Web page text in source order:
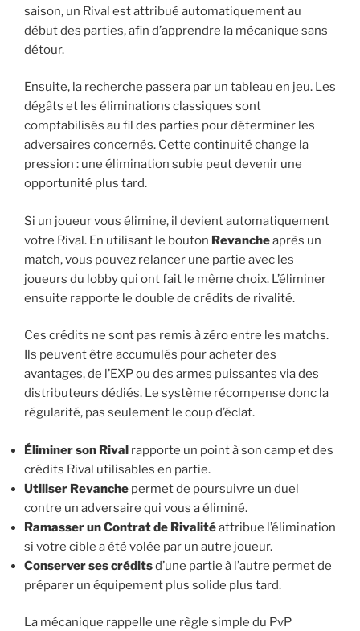
saison, un Rival est attribué automatiquement au
début des parties, afin d’apprendre la mécanique sans
détour.
Ensuite, la recherche passera par un tableau en jeu. Les
dégâts et les éliminations classiques sont
comptabilisés au fil des parties pour déterminer les
adversaires concernés. Cette continuité change la
pression : une élimination subie peut devenir une
opportunité plus tard.
Si un joueur vous élimine, il devient automatiquement
votre Rival. En utilisant le bouton Revancheaprès un
match, vous pouvez relancer une partie avec les
joueurs du lobby qui ont fait le même choix. L’éliminer
ensuite rapporte le double de crédits de rivalité.
Ces crédits ne sont pas remis à zéro entre les matchs.
Ils peuvent être accumulés pour acheter des
avantages, de l’EXP ou des armes puissantes via des
distributeurs dédiés. Le système récompense donc la
régularité, pas seulement le coup d’éclat.
Éliminer son Rival rapporte un point à son camp et des
crédits Rival utilisables en partie.
Utiliser Revanche permet de poursuivre un duel
contre un adversaire qui vous a éliminé.
Ramasser un Contrat de Rivalitéattribue l’élimination
si votre cible a été volée par un autre joueur.
Conserver ses créditsd’une partie à l’autre permet de
préparer un équipement plus solide plus tard.
La mécanique rappelle une règle simple du PvP